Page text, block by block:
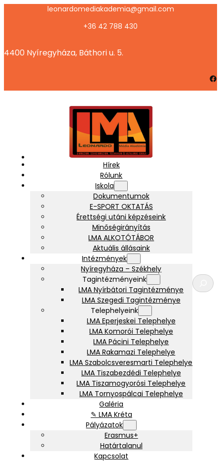
leonardomediakademia@gmail.com
+36 42 788 430
4400 Nyíregyháza, Báthori u. 5.
Facebook
Hírek
Rólunk
Iskola
Dokumentumok
E-SPORT OKTATÁS
Érettségi utáni képzéseink
Minőségirányítás
LMA ALKOTÓTÁBOR
Aktuális állásaink
Intézmények
Nyíregyháza – Székhely
Tagintézményeink
LMA Nyírbátori Tagintézménye
LMA Szegedi Tagintézménye
Telephelyeink
LMA Eperjeskei Telephelye
LMA Komorói Telephelye
LMA Pácini Telephelye
LMA Rakamazi Telephelye
LMA Szabolcsveresmarti Telephelye
LMA Tiszabezdédi Telephelye
LMA Tiszamogyorósi Telephelye
LMA Tornyospálcai Telephelye
Galéria
✎ LMA Kréta
Pályázatok
Erasmus+
Határtalanul
Kapcsolat
K
e